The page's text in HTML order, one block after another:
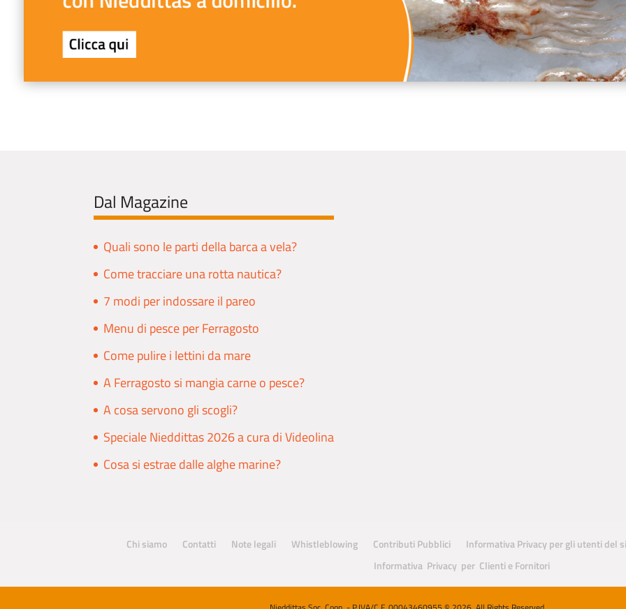
Dal Magazine
Quali sono le parti della barca a vela?
Come tracciare una rotta nautica?
7 modi per indossare il pareo
Menu di pesce per Ferragosto
Come pulire i lettini da mare
A Ferragosto si mangia carne o pesce?
A cosa servono gli scogli?
Speciale Nieddittas 2026 a cura di Videolina
Cosa si estrae dalle alghe marine?
Chi siamo Contatti Note legali Whistleblowing Contributi Pubblici
Informativa Privacy per gli utenti del
Informativa Privacy per Clienti e Fornitori